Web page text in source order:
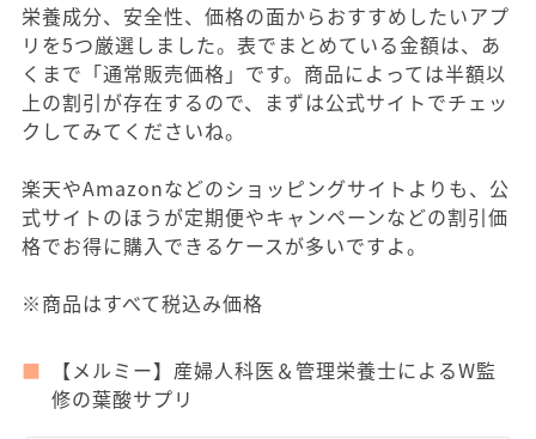
栄養成分、安全性、価格の面からおすすめしたいアプ
リを5つ厳選しました。表でまとめている金額は、あ
くまで「通常販売価格」です。商品によっては半額以
上の割引が存在するので、まずは公式サイトでチェッ
クしてみてくださいね。
楽天やAmazonなどのショッピングサイトよりも、公
式サイトのほうが定期便やキャンペーンなどの割引価
格でお得に購入できるケースが多いですよ。
※商品はすべて税込み価格
【メルミー】産婦人科医＆管理栄養士によるW監
修の葉酸サプリ